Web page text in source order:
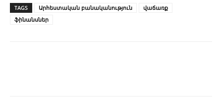
TAGS Արհեստական բանականություն
վաճառք
ֆինանսներ